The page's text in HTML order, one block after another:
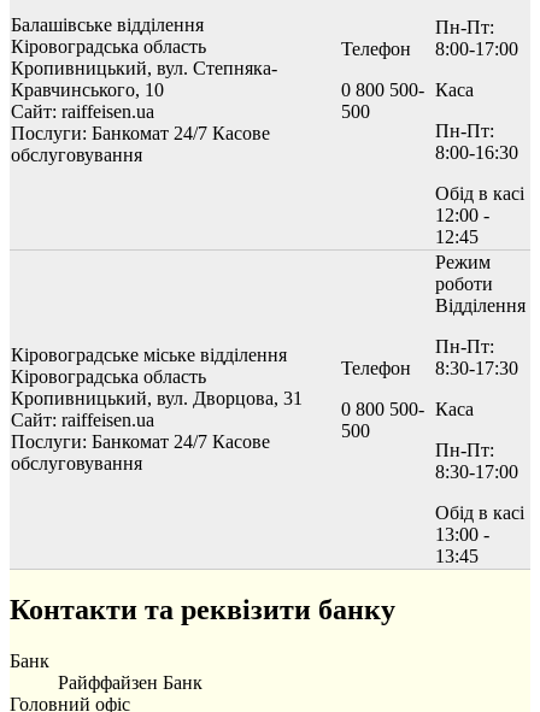
Балашівське відділення
Кіровоградська область
Кропивницький, вул. Степняка-
Кравчинського, 10
Сайт: raiffeisen.ua
Послуги: Банкомат 24/7 Касове
обслуговування
Телефон
0 800 500-
500
Пн-Пт:
8:00-17:00
Каса
Пн-Пт:
8:00-16:30
Обід в касі
12:00 -
12:45
Кіровоградське міське відділення
Кіровоградська область
Кропивницький, вул. Дворцова, 31
Сайт: raiffeisen.ua
Послуги: Банкомат 24/7 Касове
обслуговування
Телефон
0 800 500-
500
Режим
роботи
Відділення
Пн-Пт:
8:30-17:30
Каса
Пн-Пт:
8:30-17:00
Обід в касі
13:00 -
13:45
Контакти та реквізити банку
Банк
Райффайзен Банк
Головний офіс